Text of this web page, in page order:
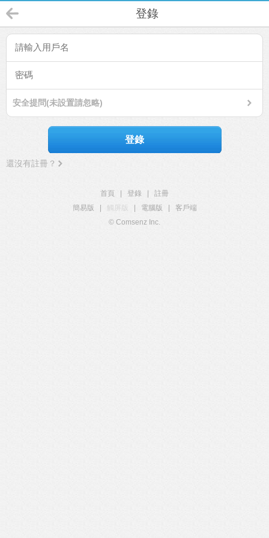
登錄
安全提問(未設置請忽略)
登錄
還沒有註冊？
首頁 登錄
註冊
簡易版
觸屏版 電腦版
客戶端
© Comsenz Inc.